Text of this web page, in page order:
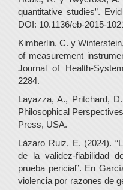
quantitative studies”.
DOI: 10.1136/eb-2015-
Kimberlin, C. y
of measurement
Journal of Health-
2284.
Layazza, A., Pritchard,
Philosophical
Press, USA.
Lázaro Ruiz, E. (2024).
de la validez-fiabilidad
prueba pericial”. En
violencia por razones de